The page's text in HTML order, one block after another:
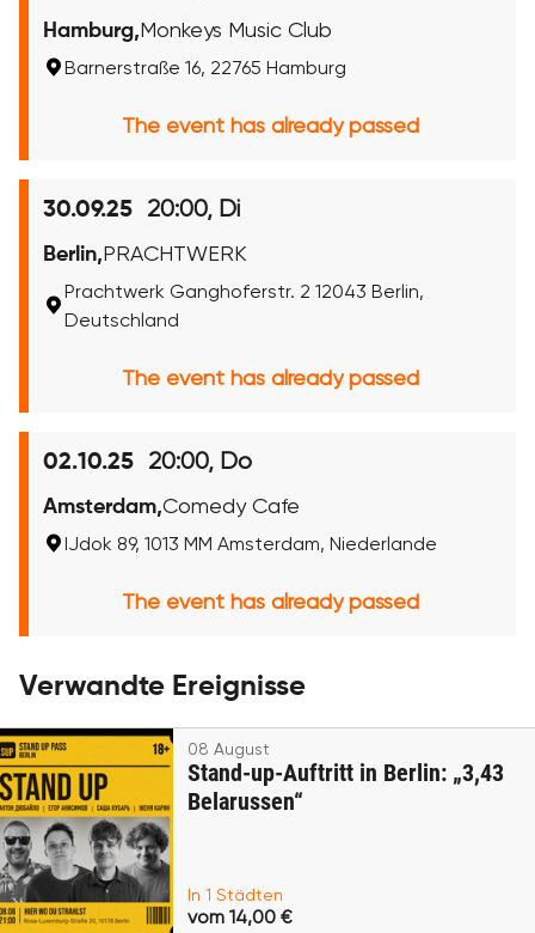
Hamburg, Monkeys Music Club
Barnerstraße 16, 22765 Hamburg
The event has already passed
30.09.25 20:00, Di
Berlin, PRACHTWERK
Prachtwerk Ganghoferstr. 2 12043 Berlin,
Deutschland
The event has already passed
02.10.25 20:00, Do
Amsterdam,Comedy Cafe
IJdok 89, 1013 MM Amsterdam, Niederlande
The event has already passed
Verwandte Ereignisse
08 August
Stand-up-Auftritt in Berlin: „3,43
Belarussen“
In 1 Städten
vom 14,00 €